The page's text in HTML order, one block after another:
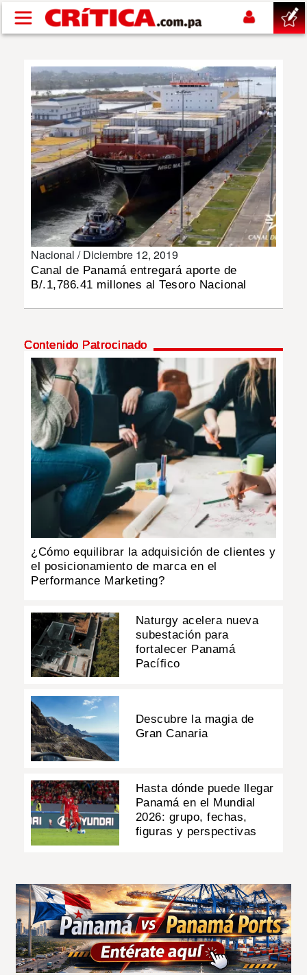
Pasar al contenido principal
SUCESOS
NACIONAL
POLÍTICA
DEPORTES
MULTIMEDIA
IMPRESO
Nacional /Diciembre 12, 2019
Canal de Panamá entregará aporte de
B/.1,786.41 millones al Tesoro Nacional
Contenido Patrocinado
¿Cómo equilibrar la adquisición de clientes y
el posicionamiento de marca en el
Performance Marketing?
Naturgy acelera nueva
subestación para
fortalecer Panamá
Pacífico
Descubre la magia de
Gran Canaria
Hasta dónde puede llegar
Panamá en el Mundial
2026: grupo, fechas,
figuras y perspectivas